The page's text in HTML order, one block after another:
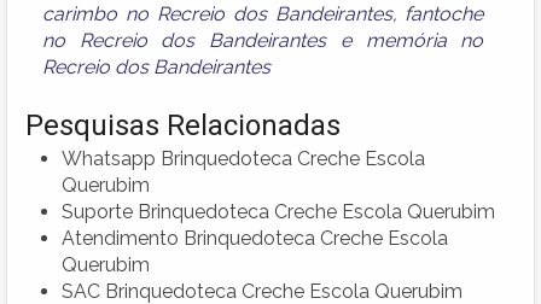
carimbo no Recreio dos Bandeirantes, fantoche
no Recreio dos Bandeirantese memória no
Recreio dos Bandeirantes
Pesquisas Relacionadas
Whatsapp Brinquedoteca Creche Escola
Querubim
Suporte Brinquedoteca Creche Escola Querubim
Atendimento Brinquedoteca Creche Escola
Querubim
SAC Brinquedoteca Creche Escola Querubim